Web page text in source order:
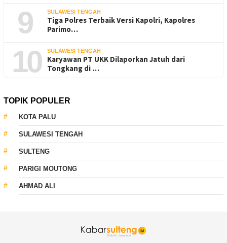
9 SULAWESI TENGAH
Tiga Polres Terbaik Versi Kapolri, Kapolres
Parimo…
10 SULAWESI TENGAH
Karyawan PT UKK Dilaporkan Jatuh dari
Tongkang di …
TOPIK POPULER
KOTA PALU
SULAWESI TENGAH
SULTENG
PARIGI MOUTONG
AHMAD ALI